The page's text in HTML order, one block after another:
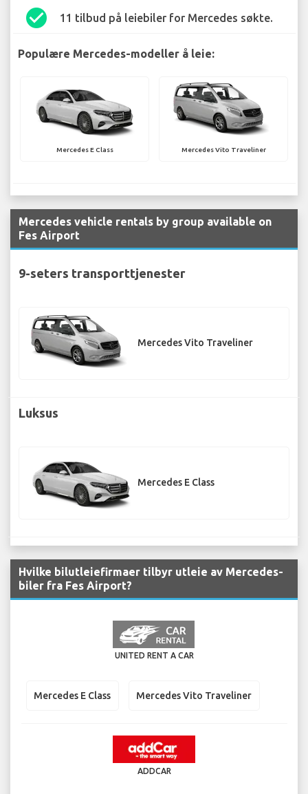
check_circle 11 tilbud på leiebiler for Mercedes søkte.
Populære Mercedes-modeller å leie:
Mercedes E Class Mercedes Vito Traveliner
Mercedes vehicle rentals by group available on
Fes Airport
9-seters transporttjenester
Mercedes Vito Traveliner
Luksus
Mercedes E Class
Hvilke bilutleiefirmaer tilbyr utleie av Mercedes-
biler fra Fes Airport?
UNITED RENT A CAR
Mercedes E Class Mercedes Vito Traveliner
ADDCAR